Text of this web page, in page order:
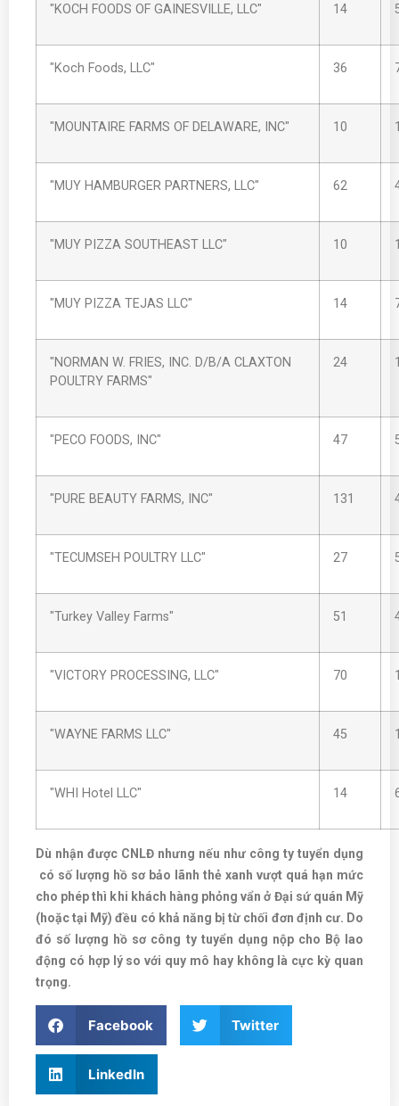
"KOCH FOODS OF GAINESVILLE, LLC" 14
"Koch Foods, LLC" 36
"MOUNTAIRE FARMS OF DELAWARE, INC" 10
"MUY HAMBURGER PARTNERS, LLC" 62
"MUY PIZZA SOUTHEAST LLC" 10
"MUY PIZZA TEJAS LLC" 14
"NORMAN W. FRIES, INC. D/B/A CLAXTON
POULTRY FARMS"
24
"PECO FOODS, INC" 47
"PURE BEAUTY FARMS, INC" 131
"TECUMSEH POULTRY LLC" 27
"Turkey Valley Farms" 51
"VICTORY PROCESSING, LLC" 70
"WAYNE FARMS LLC" 45
"WHI Hotel LLC" 14
Dù nhận được CNLĐ nhưng nếu như công ty tuyển dụng
có số lượng hồ sơ bảo lãnh thẻ xanh vượt quá hạn mức
cho phép thì khi khách hàng phỏng vẩn ở Đại sứ quán Mỹ
(hoặc tại Mỹ) đều có khả năng bị từ chối đơn định cư. Do
đó số lượng hồ sơ công ty tuyển dụng nộp cho Bộ lao
động có hợp lý so với quy mô hay không là cực kỳ quan
trọng.
Facebook Twitter
LinkedIn